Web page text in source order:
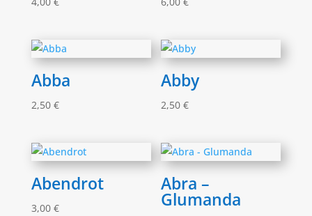
Abba
2,50 €
Abby
2,50€
Abendrot
3,00 €
Abra –
Glumanda